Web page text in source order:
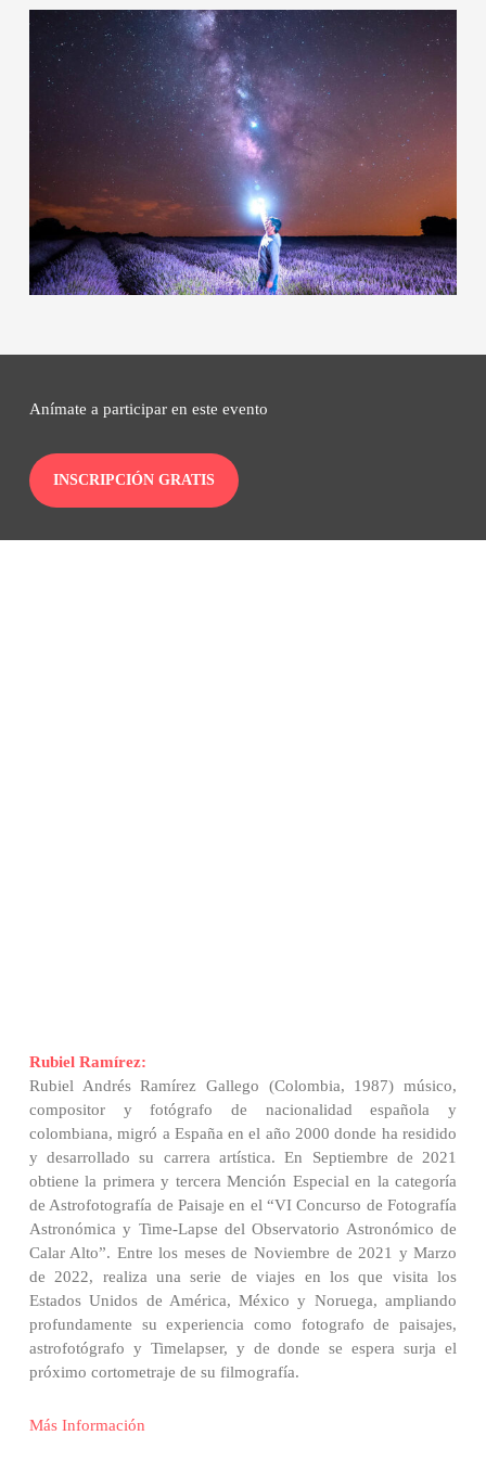
Anímate a participar en este evento
INSCRIPCIÓN GRATIS
Rubiel Ramírez:
Rubiel Andrés Ramírez Gallego (Colombia, 1987) músico,
compositor y fotógrafo de nacionalidad española y
colombiana, migró a España en el año 2000 donde ha residido
y desarrollado su carrera artística. En Septiembre de 2021
obtiene la primera y tercera Mención Especial en la categoría
de Astrofotografía de Paisaje en el “VI Concurso de Fotografía
Astronómica y Time-Lapse del Observatorio Astronómico de
Calar Alto”. Entre los meses de Noviembre de 2021 y Marzo
de 2022, realiza una serie de viajes en los que visita los
Estados Unidos de América, México y Noruega, ampliando
profundamente su experiencia como fotografo de paisajes,
astrofotógrafo y Timelapser, y de donde se espera surja el
próximo cortometraje de su filmografía.
Más Información